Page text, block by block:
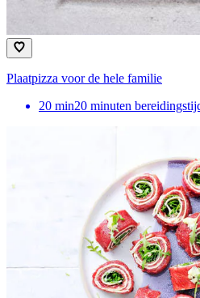
Plaatpizza voor de hele familie
20 min20 minuten